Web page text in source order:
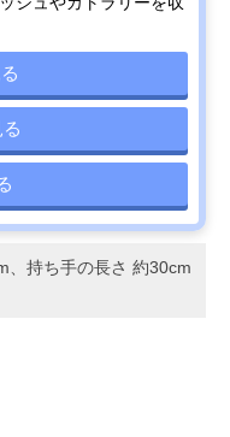
、持ち手の長さ 約30cm